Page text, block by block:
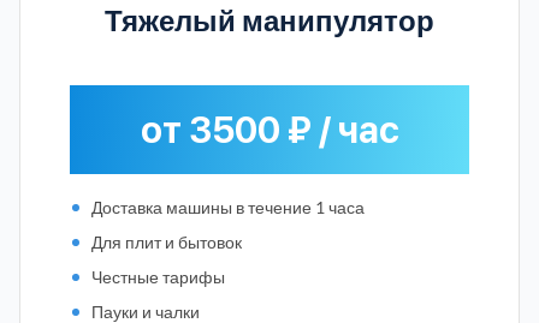
Тяжелый манипулятор
от 3500 ₽ / час
Доставка машины в течение 1 часа
Для плит и бытовок
Честные тарифы
Пауки и чалки